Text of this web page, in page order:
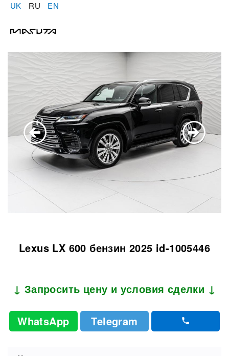
UK RU EN
Lexus LX 600 бензин 2025 id-1005446
↓ Запросить цену и условия сделки ↓
WhatsApp Telegram